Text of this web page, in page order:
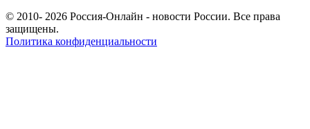
© 2010- 2026 Россия-Онлайн - новости России. Все права
защищены.
Политика конфиденциальности